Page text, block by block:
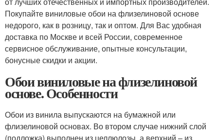
Покупайте виниловые обои на флизелиновой основе
недорого, как в розницу, так и оптом. Для Вас удобная
доставка по Москве и всей России, современное
сервисное обслуживание, опытные консультации,
бонусные скидки и акции.
Обои виниловые на флизелиновой
основе. Особенности
Обои из винила выпускаются на бумажной или
флизелиновой основах. Во втором случае нижний слой